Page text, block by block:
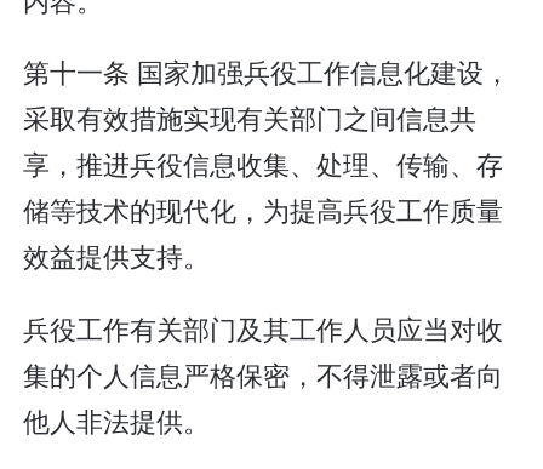
第十一条 国家加强兵役工作信息化建设，
采取有效措施实现有关部门之间信息共
享，推进兵役信息收集、处理、传输、存
储等技术的现代化，为提高兵役工作质量
效益提供支持。
兵役工作有关部门及其工作人员应当对收
集的个人信息严格保密，不得泄露或者向
他人非法提供。